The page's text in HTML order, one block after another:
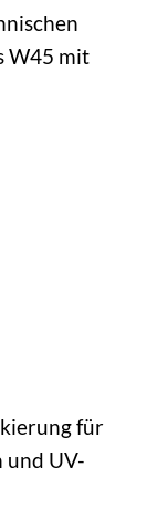
W45 mit
für
und UV-